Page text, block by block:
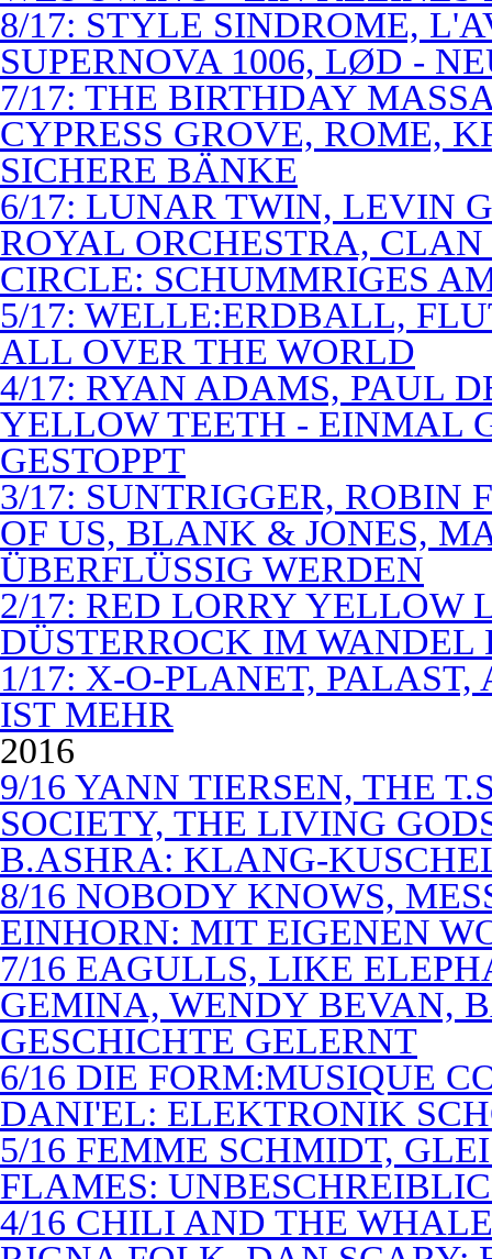
8/17: STYLE SINDROME,
SUPERNOVA 1006, LØD -
7/17: THE BIRTHDAY
CYPRESS GROVE, ROME,
SICHERE BÄNKE
6/17: LUNAR TWIN, LEVIN
ROYAL ORCHESTRA,
CIRCLE: SCHUMMRIGES
5/17: WELLE:ERDBALL,
ALL OVER THE WORLD
4/17: RYAN ADAMS, PAUL
YELLOW TEETH - EINMAL
GESTOPPT
3/17: SUNTRIGGER, ROBIN
OF US, BLANK & JONES,
ÜBERFLÜSSIG WERDEN
2/17: RED LORRY YELLOW
DÜSTERROCK IM WANDEL
1/17: X-O-PLANET,
IST MEHR
2016
9/16 YANN TIERSEN, THE
SOCIETY, THE LIVING
B.ASHRA: KLANG-
8/16 NOBODY KNOWS,
EINHORN: MIT EIGENEN
7/16 EAGULLS, LIKE
GEMINA, WENDY BEVAN,
GESCHICHTE GELERNT
6/16 DIE FORM:MUSIQUE
DANI'EL: ELEKTRONIK
5/16 FEMME SCHMIDT,
FLAMES:
4/16 CHILI AND THE